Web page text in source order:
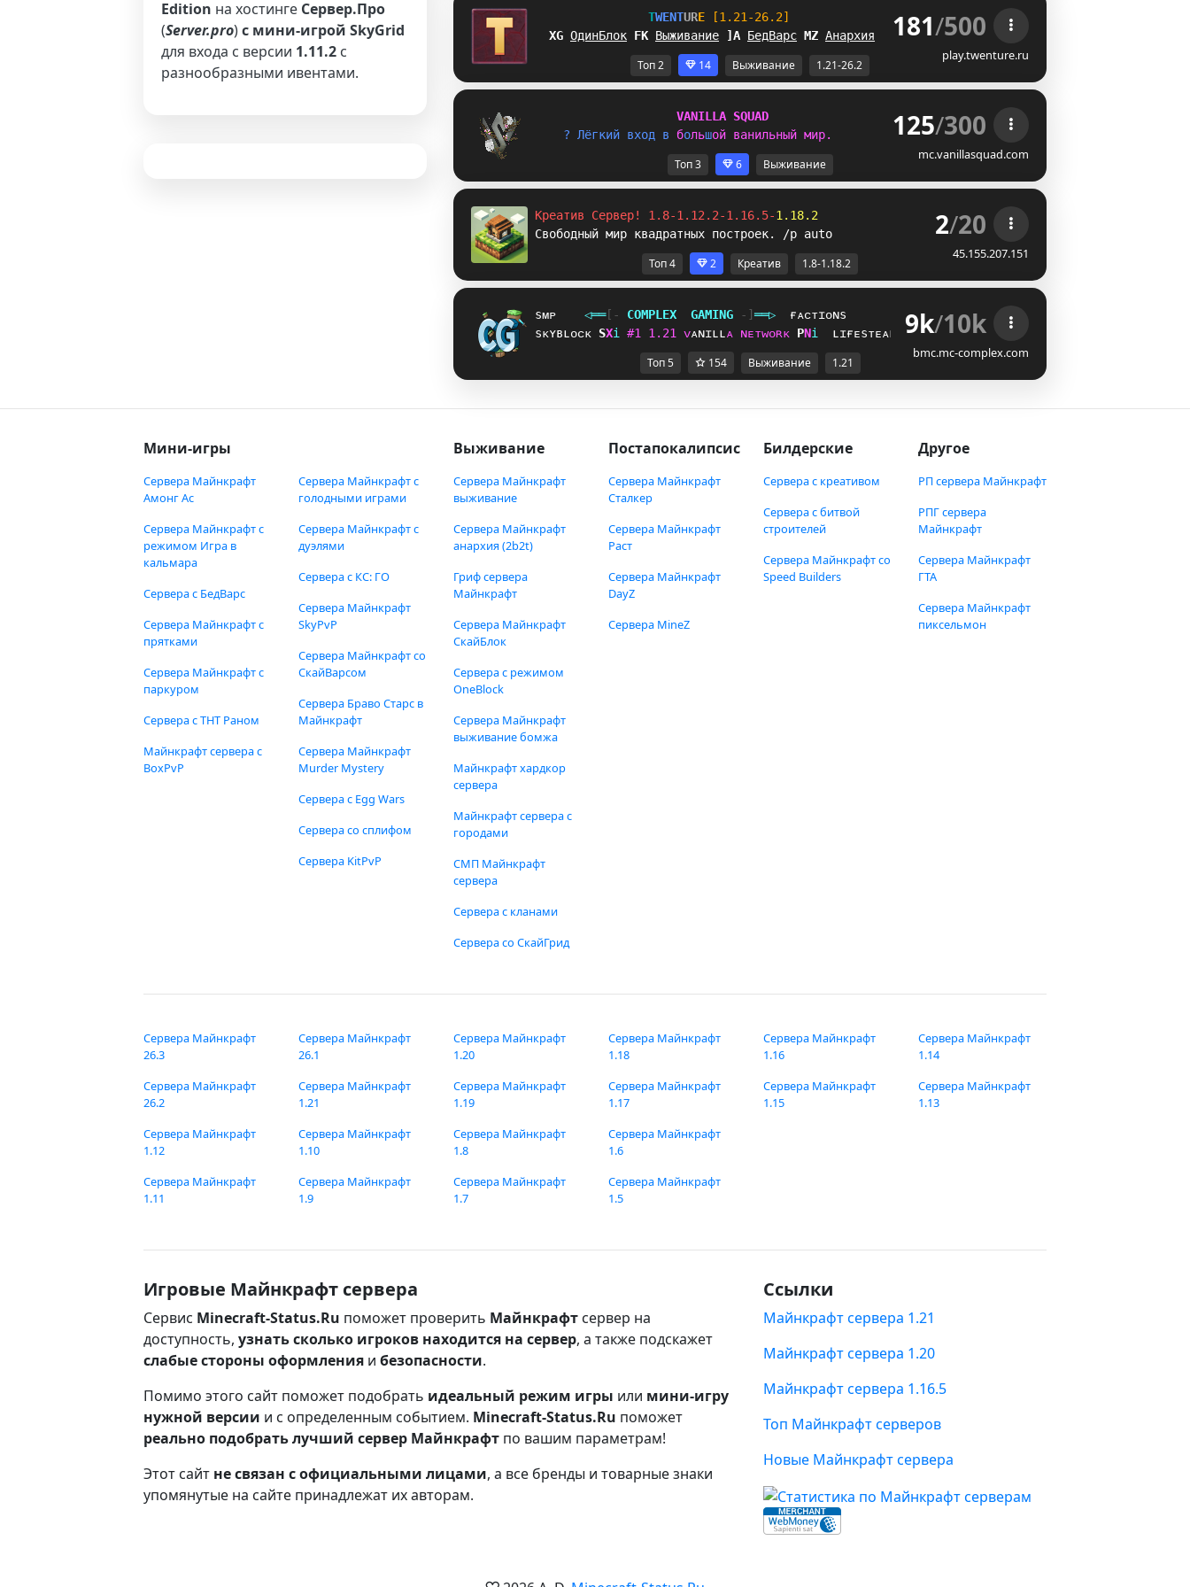
Edition на хостинге Сервер.Про
(Server.pro)с мини-игрой SkyGrid
для входа с версии 1.11.2 с
разнообразными ивентами.
TWENTURE
[1.21-26.2]
I\ ОдинБлок MB Выживание P W БедВарс EL Анархия 181/500
play.twenture.ru
Топ 2 14 Выживание 1.21-26.2
VANIL L A SQUAD
? Лёгкий вход в большой ванильный мир. 125/300
mc.vanillasquad.com
Топ 3 6 Выживание
Креатив Сервер! 1.8-1.12.2-1.16.5-1.18.2
Свободный мир квадратных построек. /p auto
2/20
45.155.207.151
Топ 4 2 Креатив 1.8-1.18.2
sᴍᴘ ◁══[‐ COMPL EX GAMING ‐]══▷
ғᴀᴄᴛɪᴏɴs
sᴋʏʙʟᴏᴄᴋ FCi #1 1 . 21 ᴠᴀɴɪʟʟᴀ ɴᴇᴛᴡᴏʀᴋ VPi ʟɪғᴇsᴛᴇᴀʟ 9k/10k
bmc.mc-complex.com
Топ 5 154 Выживание 1.21
Мини-игры
Сервера Майнкрафт
Амонг Ас
Сервера Майнкрафт с
режимом Игра в
кальмара
Сервера с БедВарс
Сервера Майнкрафт с
прятками
Сервера Майнкрафт с
паркуром
Сервера с ТНТ Раном
Майнкрафт сервера с
BoxPvP
Сервера Майнкрафт с
голодными играми
Сервера Майнкрафт с
дуэлями
Сервера с КС: ГО
Сервера Майнкрафт
SkyPvP
Сервера Майнкрафт со
СкайВарсом
Сервера Браво Старс в
Майнкрафт
Сервера Майнкрафт
Murder Mystery
Сервера с Egg Wars
Сервера со сплифом
Сервера KitPvP
Выживание
Сервера Майнкрафт
выживание
Сервера Майнкрафт
анархия (2b2t)
Гриф сервера
Майнкрафт
Сервера Майнкрафт
СкайБлок
Сервера с режимом
OneBlock
Сервера Майнкрафт
выживание бомжа
Майнкрафт хардкор
сервера
Майнкрафт сервера с
городами
СМП Майнкрафт
сервера
Сервера с кланами
Сервера со СкайГрид
Постапокалипсис
Сервера Майнкрафт
Сталкер
Сервера Майнкрафт
Раст
Сервера Майнкрафт
DayZ
Сервера MineZ
Билдерские
Сервера с креативом
Сервера с битвой
строителей
Сервера Майнкрафт со
Speed Builders
Другое
РП сервера Майнкрафт
РПГ сервера
Майнкрафт
Сервера Майнкрафт
ГТА
Сервера Майнкрафт
пиксельмон
Сервера Майнкрафт
26.3
Сервера Майнкрафт
26.2
Сервера Майнкрафт
26.1
Сервера Майнкрафт
1.21
Сервера Майнкрафт
1.20
Сервера Майнкрафт
1.19
Сервера Майнкрафт
1.18
Сервера Майнкрафт
1.17
Сервера Майнкрафт
1.16
Сервера Майнкрафт
1.15
Сервера Майнкрафт
1.14
Сервера Майнкрафт
1.13
Сервера Майнкрафт
1.12
Сервера Майнкрафт
1.11
Сервера Майнкрафт
1.10
Сервера Майнкрафт
1.9
Сервера Майнкрафт
1.8
Сервера Майнкрафт
1.7
Сервера Майнкрафт
1.6
Сервера Майнкрафт
1.5
Игровые Майнкрафт сервера
Сервис Minecraft-Status.Ru поможет проверить Майнкрафт сервер на
доступность, узнать сколько игроков находится на сервер, а также подскажет
слабые стороны оформления и безопасности.
Помимо этого сайт поможет подобрать идеальный режим игры или мини-игру
нужной версии и с определенным событием. Minecraft-Status.Ru поможет
реально подобрать лучший сервер Майнкрафт по вашим параметрам!
Этот сайт не связан с официальными лицами, а все бренды и товарные знаки
упомянутые на сайте принадлежат их авторам.
Ссылки
Майнкрафт сервера 1.21
Майнкрафт сервера 1.20
Майнкрафт сервера 1.16.5
Топ Майнкрафт серверов
Новые Майнкрафт сервера